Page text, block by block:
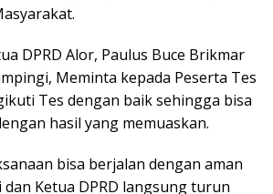
DPRD Alor, Paulus Buce Brikmar
Meminta kepada Peserta Tes
Tes dengan baik sehingga bisa
hasil yang memuaskan.
bisa berjalan dengan aman
Ketua DPRD langsung turun